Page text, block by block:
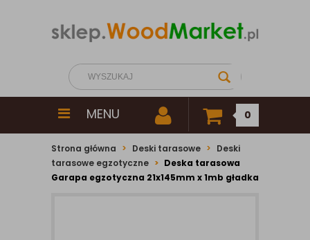
MENU 0
Strona główna Deski tarasowe
Deski
tarasowe egzotyczne
Deska tarasowa
Garapa egzotyczna 21x145mm x 1mb gładka